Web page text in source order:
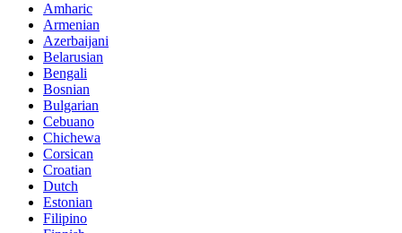
Amharic
Armenian
Azerbaijani
Belarusian
Bengali
Bosnian
Bulgarian
Cebuano
Chichewa
Corsican
Croatian
Dutch
Estonian
Filipino